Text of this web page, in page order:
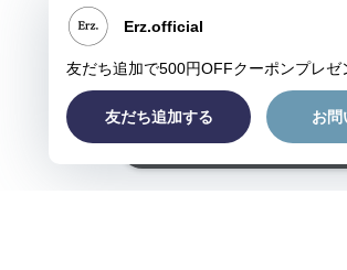
ショップに質問する